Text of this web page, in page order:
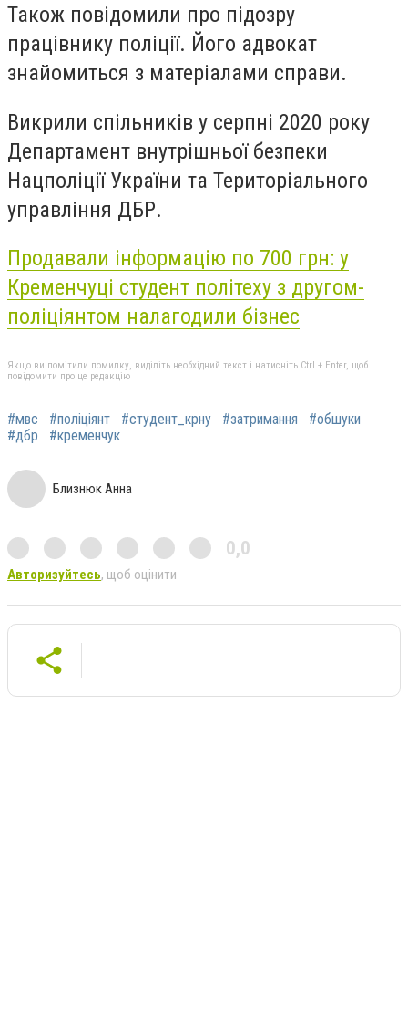
Також повідомили про підозру
працівнику поліції. Його адвокат
знайомиться з матеріалами справи.
Викрили спільників у серпні 2020 року
Департамент внутрішньої безпеки
Нацполіції України та Територіального
управління ДБР.
Продавали інформацію по 700 грн: у
Кременчуці студент політеху з другом-
поліціянтом налагодили бізнес
Якщо ви помітили помилку, виділіть необхідний текст і натисніть Ctrl + Enter, щоб
повідомити про це редакцію
#мвс #поліціянт #студент_крну #затримання
#обшуки
#дбр
#кременчук
Близнюк Анна
0,0
Авторизуйтесь, щоб оцінити